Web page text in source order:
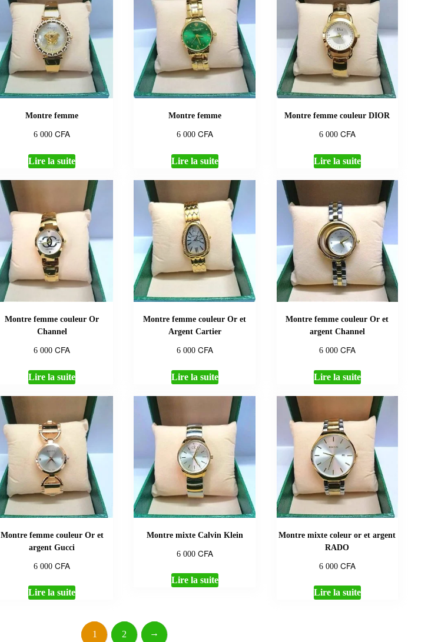
Montre femme
6 000CFA
Lire la suite
Montre femme
6 000 CFA
Lire la suite
Montre femme couleur DIOR
6 000 CFA
Lire la suite
Montre femme couleur Or
Channel
6 000CFA
Lire la suite
Montre femme couleur Or et
Argent Cartier
6 000 CFA
Lire la suite
Montre femme couleur Or et
argent Channel
6 000 CFA
Lire la suite
Montre femme couleur Or et
argent Gucci
6 000CFA
Lire la suite
Montre mixte Calvin Klein
6 000 CFA
Lire la suite
Montre mixte coleur or et argent
RADO
6 000 CFA
Lire la suite
1 2 →